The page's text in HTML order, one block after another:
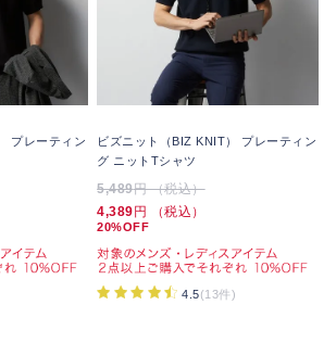
プレーティン
ビズニット（BIZ KNIT） プレーティン
グ ニットTシャツ
5,489円 （税込）
4,389円 （税込）
20%OFF
4.5(13件)